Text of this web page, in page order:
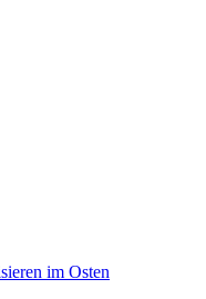
im Osten